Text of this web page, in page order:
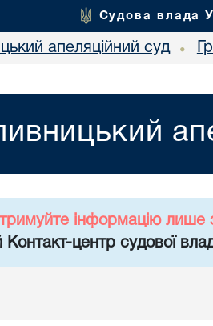
Судова влада
апеляційний суд •
інформацію лише
центр судової